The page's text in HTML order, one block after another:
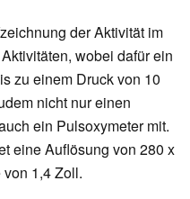
der Aktivität im
wobei dafür ein
zu einem Druck von 10
nicht nur einen
ein Pulsoxymeter mit.
eine Auflösung von 280 x
1,4 Zoll.